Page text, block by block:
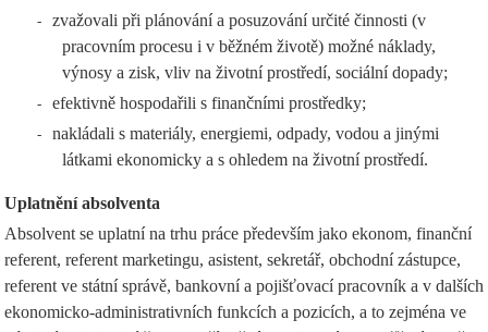
-
zvažovali při plánování a posuzování určité činnosti (v
pracovním procesu i v běžném životě) možné náklady,
výnosy a zisk, vliv na životní prostředí, sociální dopady;
- efektivně hospodařili s finančními prostředky;
-
nakládali s materiály, energiemi, odpady, vodou a jinými
látkami ekonomicky a s ohledem na životní prostředí.
Uplatnění absolventa
Absolvent se uplatní na trhu práce především jako ekonom, finanční
referent, referent marketingu, asistent, sekretář, obchodní zástupce,
referent ve státní správě, bankovní a pojišťovací pracovník a v dalších
ekonomicko-administrativních funkcích a pozicích, a to zejména ve